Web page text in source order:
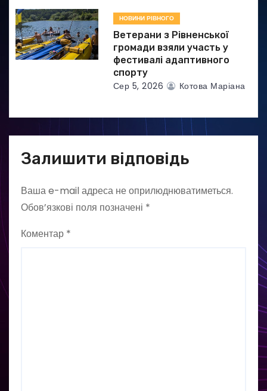
НОВИНИ РІВНОГО
Ветерани з Рівненської
громади взяли участь у
фестивалі адаптивного
спорту
Сер 5, 2026 Котова Маріана
Залишити відповідь
Ваша e-mail адреса не оприлюднюватиметься.
Обов’язкові поля позначені *
Коментар *